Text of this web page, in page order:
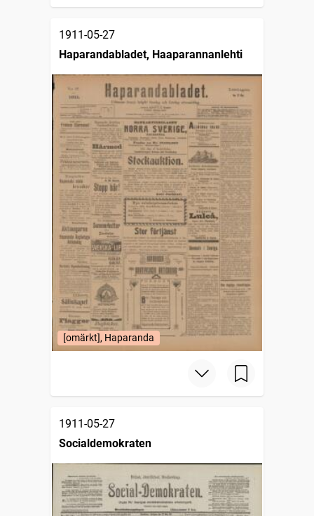
1911-05-27
Haparandabladet, Haaparannanlehti
[omärkt], Haparanda
1911-05-27
Socialdemokraten